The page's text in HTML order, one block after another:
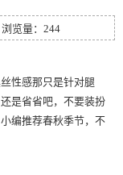
览量： 244
性感那只是针对腿
是省省吧，不要装扮
编推荐春秋季节，不